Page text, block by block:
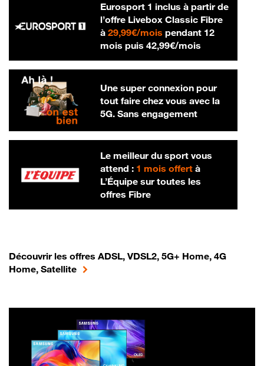
Eurosport 1 inclus à partir de
l’offre Livebox Classic Fibre
à 29,99€/mois29,99 € par mois
pendant 12
mois puis 42,99€/mois42,99 € par
Une super connexion pour
tout faire chez vous avec la
5G. Sans engagement
Le meilleur du sport vous
attend : 1 mois offertà
L’Équipe sur toutes les
offres Fibre
Découvrir les offres ADSL, VDSL2, 5G+ Home, 4G
Home, Satellite